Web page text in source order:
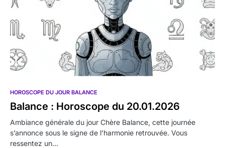
HOROSCOPE DU JOUR BALANCE
Balance : Horoscope du 20.01.2026
Ambiance générale du jour Chère Balance, cette journée
s’annonce sous le signe de l’harmonie retrouvée. Vous
ressentez un…